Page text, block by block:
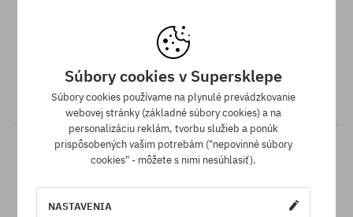
Doprava zadarmo od 70,30 €
Všetky objednávky v hodnote nad 70,30 € odosielame zadarmo
bez rozdielu na vybraný spôsob platby a doručenia.
Súbory cookies v Supersklepe
Súbory cookies používame na plynulé prevádzkovanie
webovej stránky (základné súbory cookies) a na
personalizáciu reklám, tvorbu služieb a ponúk
prispôsobených vašim potrebám ("nepovinné súbory
cookies" - môžete s nimi nesúhlasiť).
NASTAVENIA